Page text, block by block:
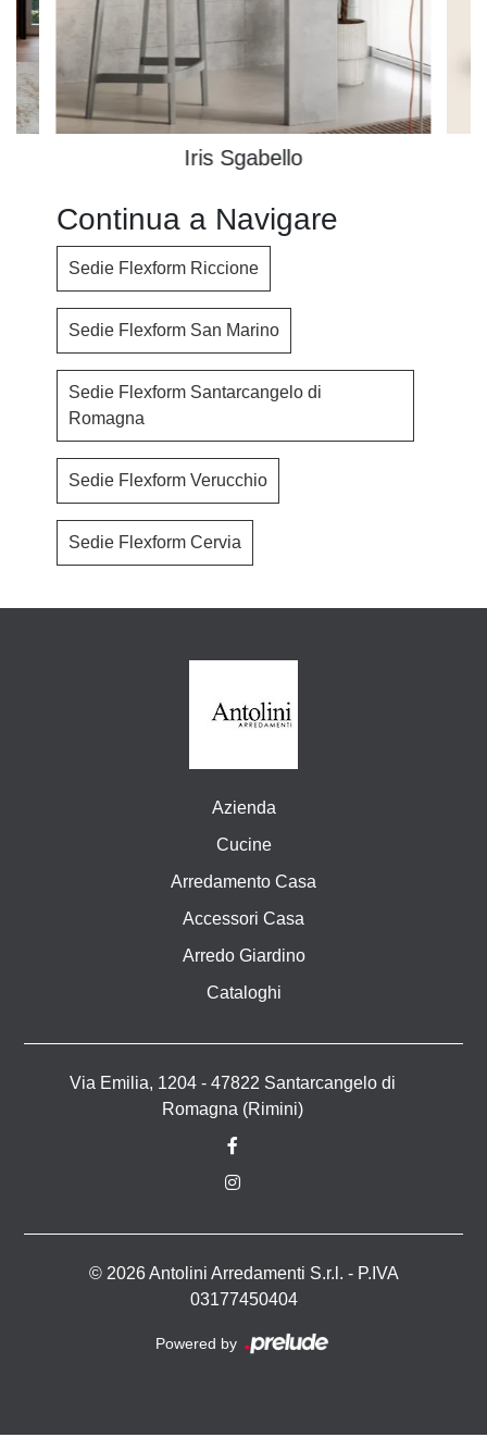
Iris Sgabello
Continua a Navigare
Sedie Flexform Riccione
Sedie Flexform San Marino
Sedie Flexform Santarcangelo di
Romagna
Sedie Flexform Verucchio
Sedie Flexform Cervia
Azienda
Cucine
Arredamento Casa
Accessori Casa
Arredo Giardino
Cataloghi
Via Emilia, 1204 - 47822 Santarcangelo di
Romagna (Rimini)
© 2026 Antolini Arredamenti S.r.l. - P.IVA
03177450404
Powered by